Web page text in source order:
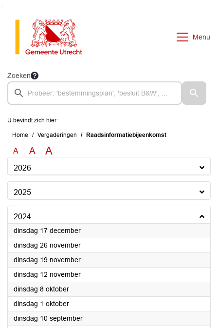
Menu
Zoeken
U bevindt zich hier:
Home Vergaderingen Raadsinformatiebijeenkomst
A A A
2026
2025
2024
dinsdag 17 december2024
dinsdag 26 november2024
dinsdag 19 november2024
dinsdag 12 november2024
dinsdag 8 oktober2024
dinsdag 1 oktober2024
dinsdag 10 september2024